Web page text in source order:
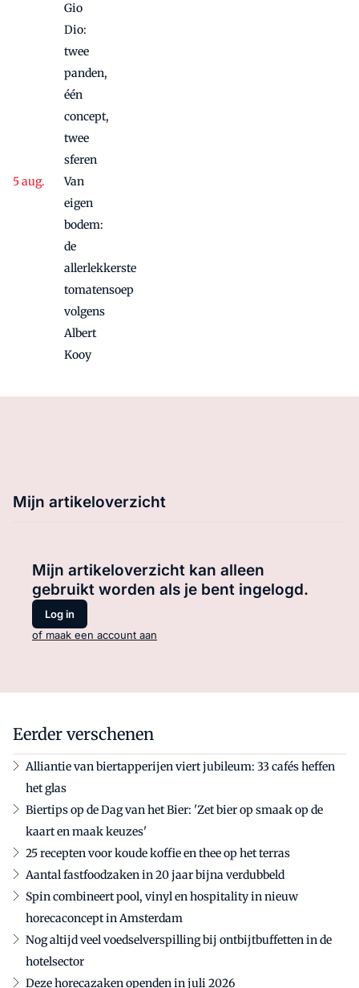
Gio
Dio:
twee
panden,
één
concept,
twee
sferen
Van
eigen
bodem:
de
allerlekkerste
tomatensoep
volgens
Albert
Kooy
Mijn artikeloverzicht
Mijn artikeloverzicht kan alleen
gebruikt worden als je bent ingelogd.
Log in
of maak een account aan
Eerder verschenen
Alliantie van biertapperijen viert jubileum: 33 cafés heffen
het glas
Biertips op de Dag van het Bier: 'Zet bier op smaak op de
kaart en maak keuzes'
25 recepten voor koude koffie en thee op het terras
Aantal fastfoodzaken in 20 jaar bijna verdubbeld
Spin combineert pool, vinyl en hospitality in nieuw
horecaconcept in Amsterdam
Nog altijd veel voedselverspilling bij ontbijtbuffetten in de
hotelsector
Deze horecazaken openden in juli 2026